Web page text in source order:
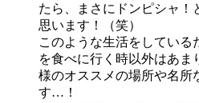
たら、まさにドンピシャ！
思います！（笑）
このような生活をしている
を食べに行く時以外はあま
様のオススメの場所や名所
す…！